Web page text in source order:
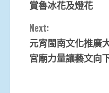
賞魯冰花及燈花
Next:
元宵閩南文化推
宮廟力量讓藝文向